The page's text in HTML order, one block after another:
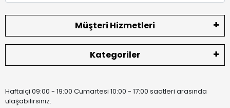
Müşteri Hizmetleri
Kategoriler
Haftaiçi 09:00 - 19:00 Cumartesi 10:00 - 17:00 saatleri arasında
ulaşabilirsiniz.